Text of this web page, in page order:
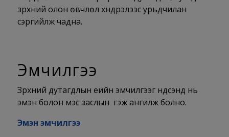
зүрхний олон өвчлөл хүндрэлээс урьдчилан
сэргийлж чадна.
Эмчилгээ
Зүрхний дутагдлын үеийн эмчилгээг үндсэнд нь
эмэн болон мэс заслын гэж ангилж болно.
Эмэн эмчилгээ